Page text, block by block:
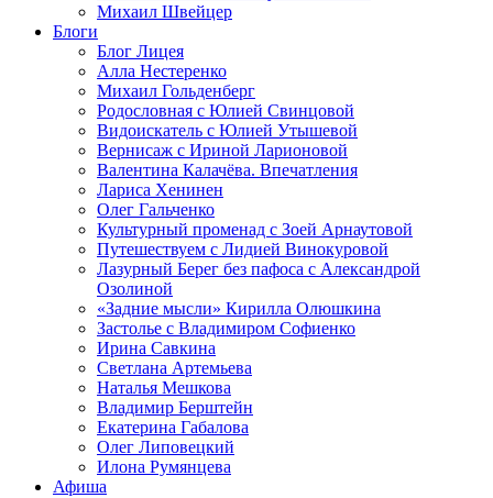
Михаил Швейцер
Блоги
Блог Лицея
Алла Нестеренко
Михаил Гольденберг
Родословная с Юлией Свинцовой
Видоискатель с Юлией Утышевой
Вернисаж с Ириной Ларионовой
Валентина Калачёва. Впечатления
Лариса Хенинен
Олег Гальченко
Культурный променад с Зоей Арнаутовой
Путешествуем с Лидией Винокуровой
Лазурный Берег без пафоса с Александрой
Озолиной
«Задние мысли» Кирилла Олюшкина
Застолье с Владимиром Софиенко
Ирина Савкина
Светлана Артемьева
Наталья Мешкова
Владимир Берштейн
Екатерина Габалова
Олег Липовецкий
Илона Румянцева
Афиша